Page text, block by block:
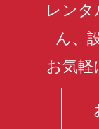
レンタ
ん、
お気軽